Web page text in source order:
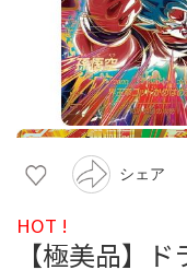
シェア
HOT !
【極美品】